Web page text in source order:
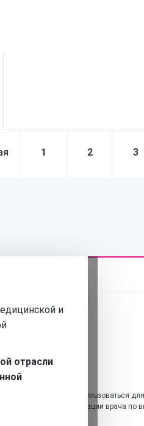
1 2 3
и
отрасли
сайте, не должна использоваться для
заменой консультации врача по